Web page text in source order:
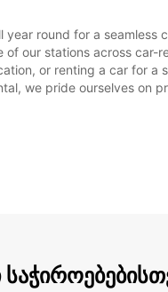
year round for a
our stations across
or renting a car for
we pride ourselves